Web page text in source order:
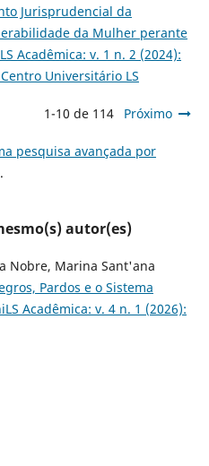
Jurisprudencial da
da Mulher perante
Acadêmica: v. 1 n. 2 (2024):
Universitário LS
1-10 de 114 Próximo
pesquisa avançada por
autor(es)
Nobre, Marina Sant'ana
Pardos e o Sistema
Acadêmica: v. 4 n. 1 (2026):